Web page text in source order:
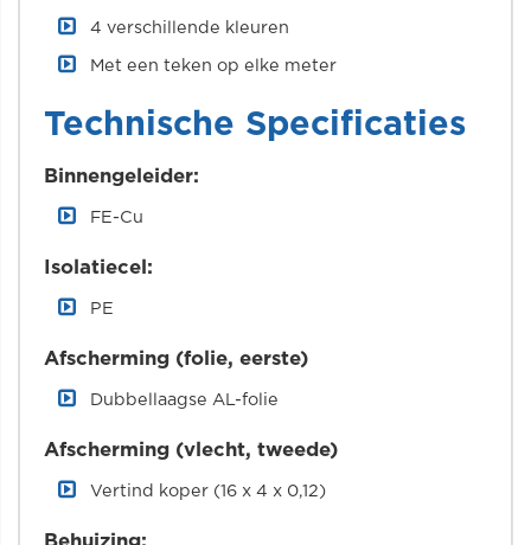
4 verschillende kleuren
Met een teken op elke meter
Technische Specificaties
Binnengeleider:
FE-Cu
Isolatiecel:
PE
Afscherming (folie, eerste)
Dubbellaagse AL-folie
Afscherming (vlecht, tweede)
Vertind koper (16 x 4 x 0,12)